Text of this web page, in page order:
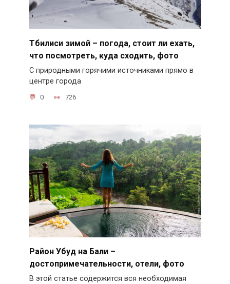
Тбилиси зимой – погода, стоит ли ехать,
что посмотреть, куда сходить, фото
С природными горячими источниками прямо в
центре города
0 726
Район Убуд на Бали –
достопримечательности, отели, фото
В этой статье содержится вся необходимая